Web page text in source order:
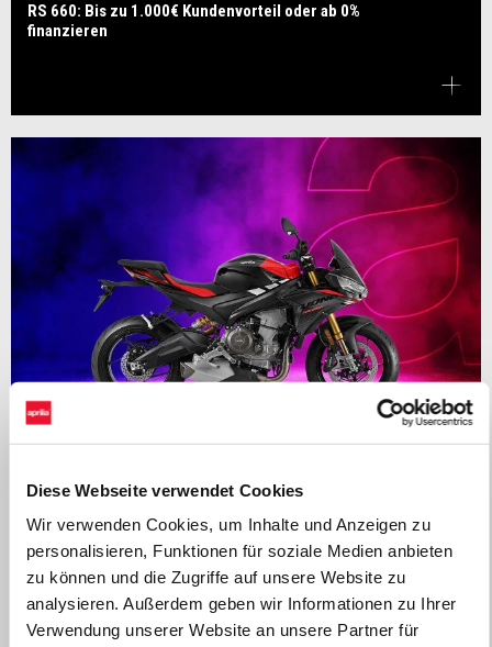
Diese Webseite verwendet Cookies
Wir verwenden Cookies, um Inhalte und Anzeigen zu
personalisieren, Funktionen für soziale Medien anbieten
zu können und die Zugriffe auf unsere Website zu
analysieren. Außerdem geben wir Informationen zu Ihrer
Verwendung unserer Website an unsere Partner für
RS 660: Bis zu 1.000€ Kundenvorteil oder ab 0%
finanzieren
Gültig bis 31 August 2026
APRILIA TUONO 660: Bis zu 1.000€ Kundenvorteil oder
ab 0% finanzieren